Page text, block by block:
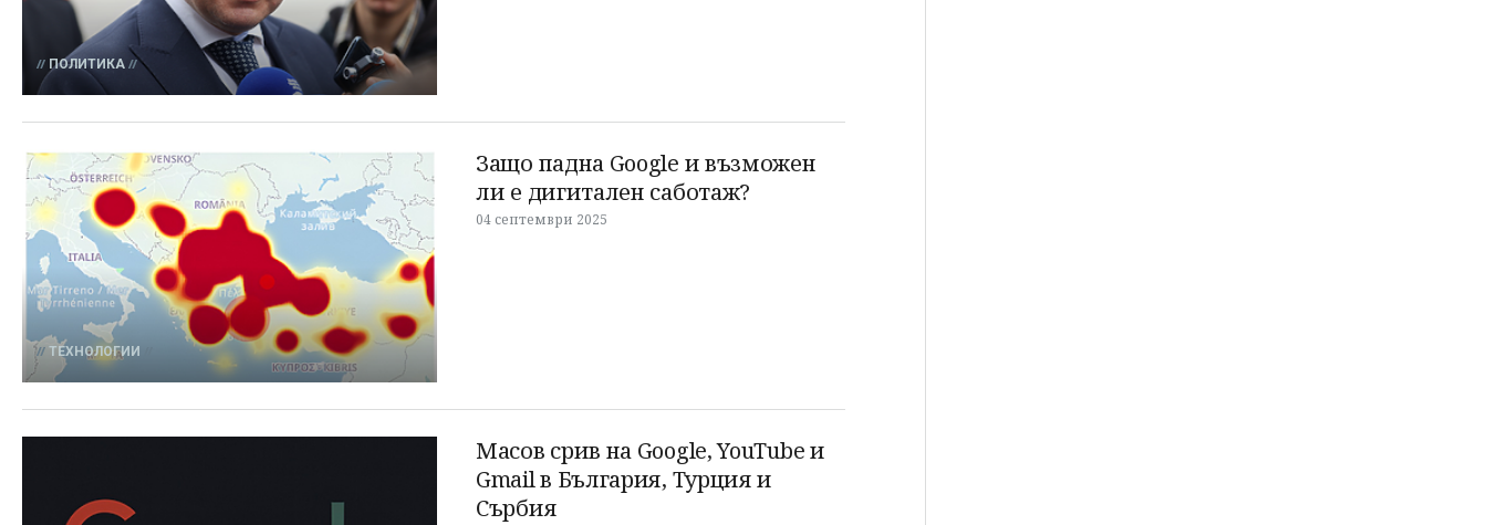
ПОЛИТИКА
ТЕХНОЛОГИИ
Защо падна Google и възможен
ли е дигитален саботаж?
04 септември 2025
Масов срив на Google, YouTube и
Gmail в България, Турция и
Сърбия